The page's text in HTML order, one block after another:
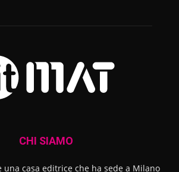
CHI SIAMO
una casa editrice che ha sede a Milano